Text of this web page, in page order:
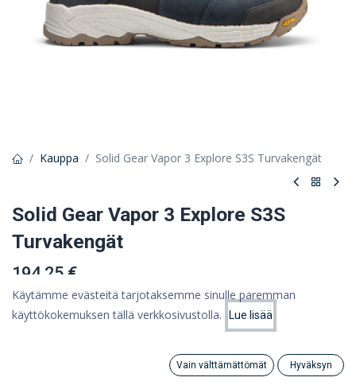
Hinta:
Lisää ostoskoriin
Category
Kauppa Solid Gear Vapor 3 Explore S3S Turvakengät
Solid Gear Vapor 3 Explore S3S
Turvakengät
194,25 €
154,78 € (ALV 0%)
Käytämme evästeitä tarjotaksemme sinulle paremman
käyttökokemuksen tällä verkkosivustolla.
Lue lisää
Vain välttämättömät Hyväksyn